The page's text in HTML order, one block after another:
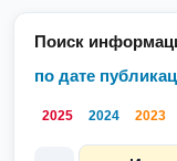
Поиск
по дате
2025 2024 2023